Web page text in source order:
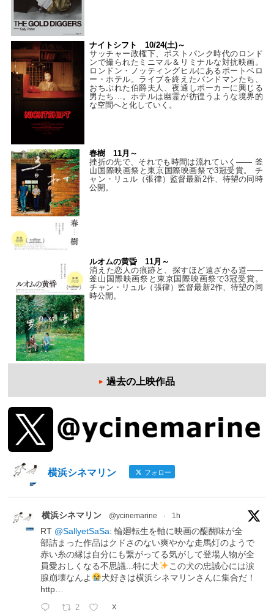
ナイトシフト 10/24(土)～
サッチャー政権下、ポストパンク時代のロンド
ンで撮られたミニマル＆リミナルな対抗映画。
ロンドン・ノッティングヒルにあるポートベロ
ー・ホテル。ライブを終えたバンドマンたち、
おちぶれた伯爵夫人、夜通しポーカーに興じる
男たち…。ホテルは幽霊が彷徨うような境界的
な空間へと化していく。
春樹 11月～
挫折の先で、それでも時間は流れていく—— 釜
山国際映画祭と東京国際映画祭で3冠受賞。 チ
ャン・リュル（張律）監督最新2作、待望の同時
公開。
ルオムの黄昏 11月～
消えた恋人の痕跡と、探すほど遠ざかる道——
釜山国際映画祭と東京国際映画祭で3冠受賞。
チャン・リュル（張律）監督最新2作、待望の同
時公開。
過去の上映作品
横浜シネマリン フォロー
横浜シネマリン @ycinemarine · 1h
RT @SallyetSaSa: 輪廻転生を軸に映画の醍醐味が全
部詰まった作品はクドさのない爽やかな走馬灯のようで
赤い糸の縁は自分にも繋がってる気がして登場人物が全
員愛おしくなる不思議...特に犬
この犬の忠誠心には涙
腺崩壊なんよ
犬好きは横浜シネマリンさんに集合だ！
http…
2 X